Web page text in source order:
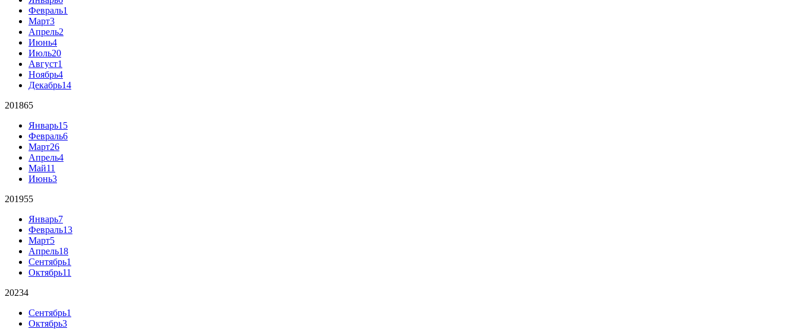
Февраль1
Март3
Апрель2
Июнь4
Июль20
Август1
Ноябрь4
Декабрь14
201865
Январь15
Февраль6
Март26
Апрель4
Май11
Июнь3
201955
Январь7
Февраль13
Март5
Апрель18
Сентябрь1
Октябрь11
20234
Сентябрь1
Октябрь3